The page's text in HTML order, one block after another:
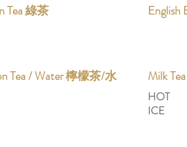
Tea 綠茶 English
Tea / Water 檸檬茶/水 Milk
HOT
ICE